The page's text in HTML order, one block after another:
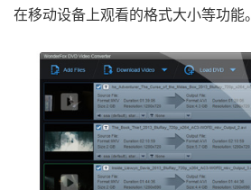
在移动设备上观看的格式大小等功能。